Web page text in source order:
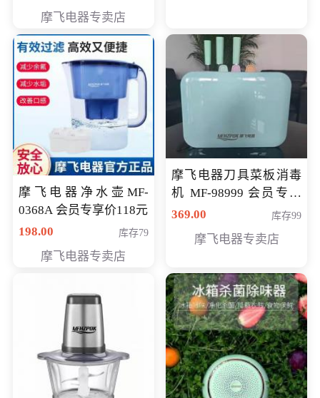
摩飞电器专卖店
摩飞电器净水壶MF-
0368A 会员专享价118元
198.00
库存79
摩飞电器专卖店
摩飞电器刀具菜板消毒
机 MF-98999 会员专享
价286元
369.00 库存99
摩飞电器专卖店